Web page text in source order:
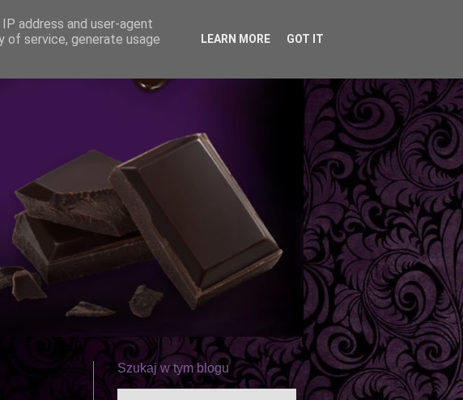
Szukaj w tym blogu
address and user-agent
of service, generate usage
LEARN MORE GOT IT